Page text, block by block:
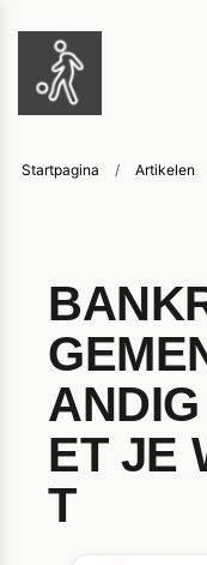
Startpagina / Artikelen
ET JE
T